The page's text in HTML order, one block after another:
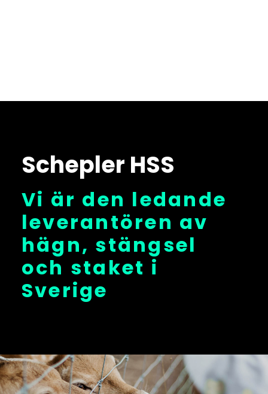
Schepler HSS
Vi är den ledande
leverantören av
hägn, stängsel
och staket i
Sverige